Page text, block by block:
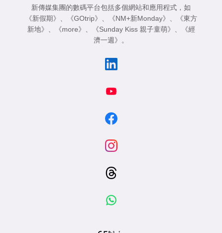
新傳媒集團的數碼平台包括多個網站和應用程式，如
《新假期》 、 《GOtrip》 、 《NM+新Monday》 、
《東方
新地》 、 《more》 、 《Sunday Kiss 親子童萌》 、
《經
濟一週》 。